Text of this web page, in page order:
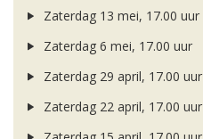
Zaterdag 13 mei, 17.00 uur
Zaterdag 6 mei, 17.00 uur
Zaterdag 29 april, 17.00 uur
Zaterdag 22 april, 17.00 uur